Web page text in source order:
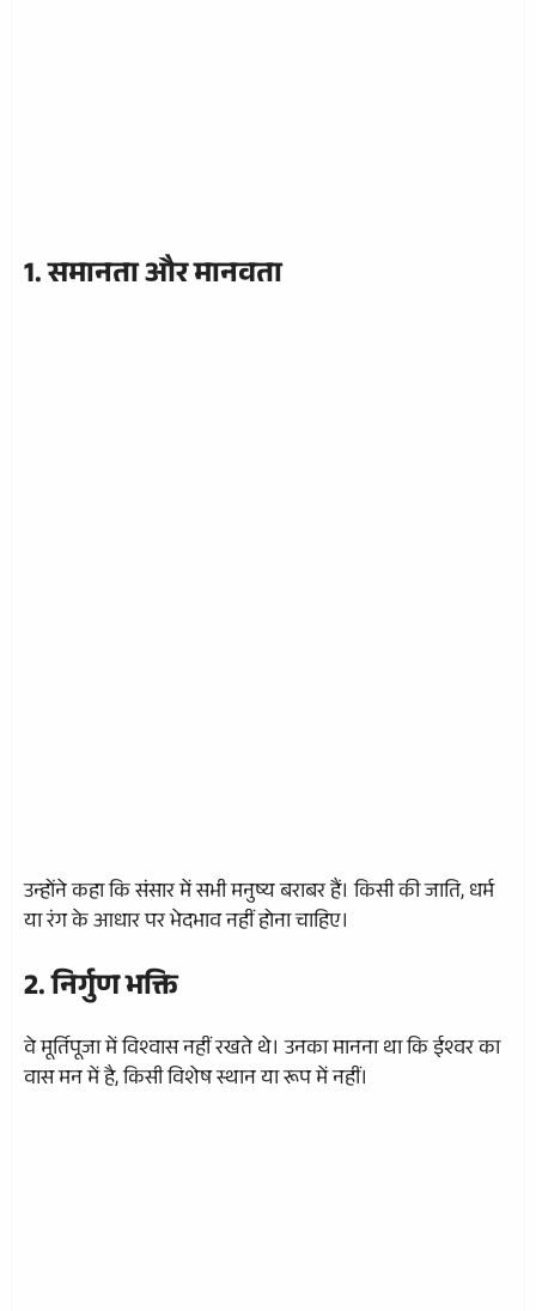
1. समानता और मानवता
उन्होंने कहा कि संसार में सभी मनुष्य बराबर हैं। किसी की जाति, धर्म
या रंग के आधार पर भेदभाव नहीं होना चाहिए।
2. निर्गुण भक्ति
वे मूर्तिपूजा में विश्वास नहीं रखते थे। उनका मानना था कि ईश्वर का
वास मन में है, किसी विशेष स्थान या रूप में नहीं।